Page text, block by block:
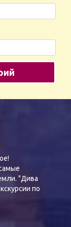
"Дива
по